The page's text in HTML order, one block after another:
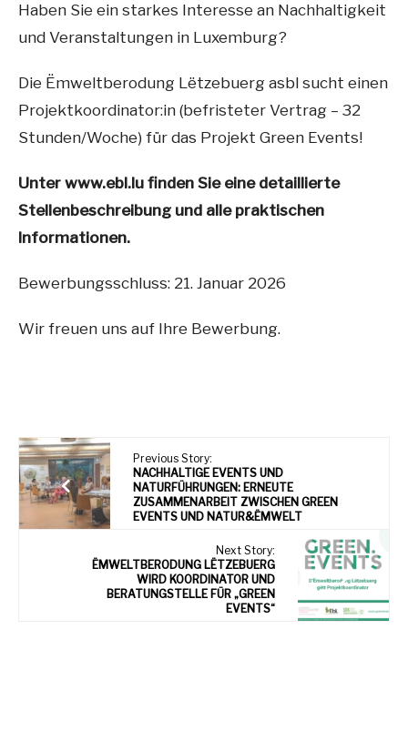
Haben Sie ein starkes Interesse an Nachhaltigkeit
und Veranstaltungen in Luxemburg?
Die Ëmweltberodung Lëtzebuerg asbl sucht einen
Projektkoordinator:in (befristeter Vertrag – 32
Stunden/Woche) für das Projekt Green Events!
Unter www.ebl.lu finden Sie eine detaillierte
Stellenbeschreibung und alle praktischen
Informationen.
Bewerbungsschluss: 21. Januar 2026
Wir freuen uns auf Ihre Bewerbung.
Previous Story:
NACHHALTIGE EVENTS UND
NATURFÜHRUNGEN: ERNEUTE
ZUSAMMENARBEIT ZWISCHEN GREEN
EVENTS UND NATUR&ËMWELT
Next Story:
ËMWELTBERODUNG LËTZEBUERG
WIRD KOORDINATOR UND
BERATUNGSTELLE FÜR „GREEN
EVENTS“